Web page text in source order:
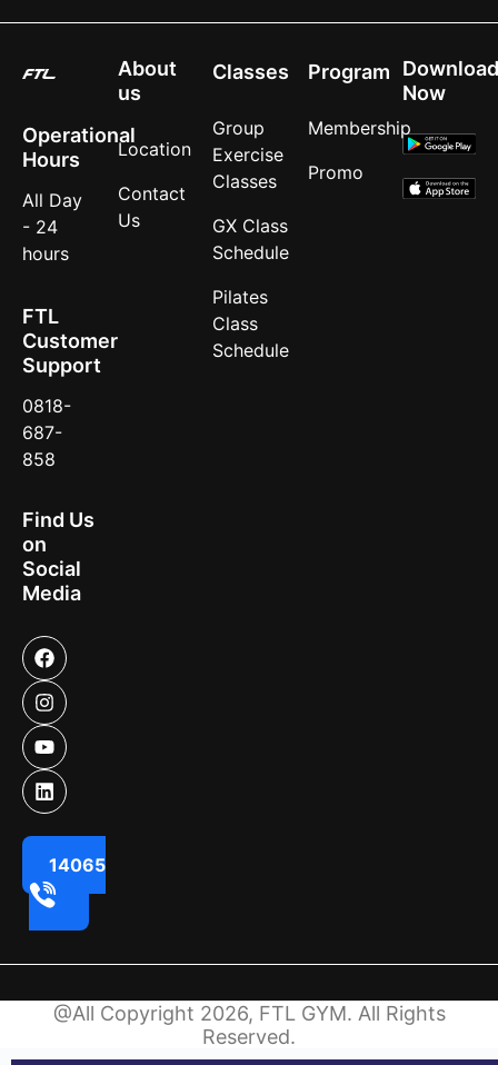
Operational
Hours
All Day
- 24
hours
FTL
Customer
Support
0818-
687-
858
Find Us
on
Social
Media
14065
About
us
Location
Contact
Us
Classes
Group
Exercise
Classes
GX Class
Schedule
Pilates
Class
Schedule
Program
Membership
Promo
Now
@All Copyright 2026, FTL GYM. All Rights
Reserved.